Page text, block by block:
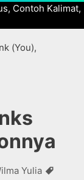
Contoh Kalimat,
(You),
Yulia